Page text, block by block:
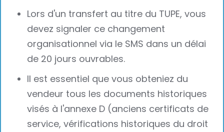
Lors d'un transfert au titre du TUPE, vous
devez signaler ce changement
organisationnel via le SMS dans un délai
de 20 jours ouvrables.
Il est essentiel que vous obteniez du
vendeur tous les documents historiques
visés à l'annexe D (anciens certificats de
service, vérifications historiques du droit